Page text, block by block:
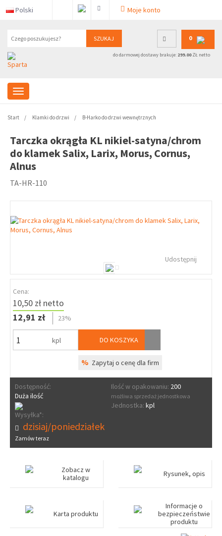
Polski Moje konto
SZUKAJ 0
do darmowej dostawy brakuje: 299.00ZŁ netto
Start Klamki do drzwi B-Harko do drzwi wewnętrznych
Tarczka okrągła KL nikiel-satyna/chrom
do klamek Salix, Larix, Morus, Cornus,
Alnus
TA-HR-110
Udostępnij
Cena:
10,50 zł netto
12,91 zł
23%
kpl DO KOSZYKA
% Zapytaj o cenę dla firm
Dostępność:
Duża ilość
Ilość w opakowaniu: 200
możliwa sprzedaż jednostkowa
Jednostka: kpl
Wysyłka*:
dzisiaj/poniedziałek
Zamów teraz
Zobacz w
katalogu
Rysunek, opis
Karta produktu
Informacje o
bezpieczeństwie
produktu